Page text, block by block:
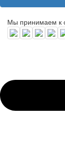
Мы принимаем к